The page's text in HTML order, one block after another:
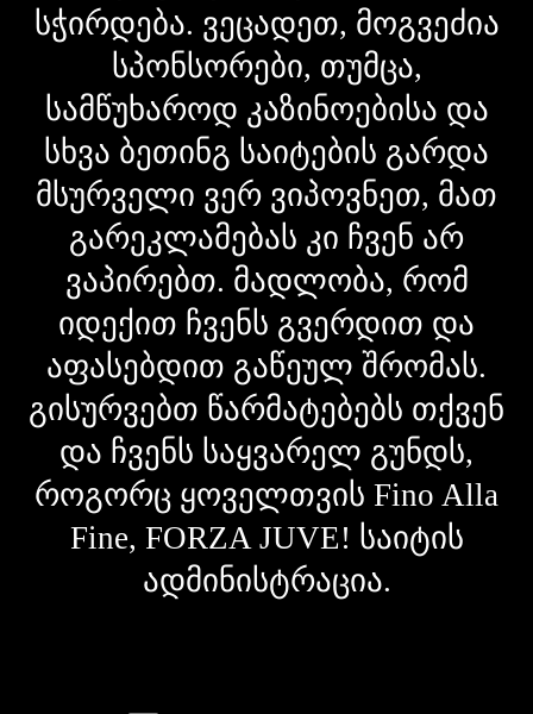
სჭირდება. ვეცადეთ, მოგვეძია
სპონსორები, თუმცა,
სამწუხაროდ კაზინოებისა და
სხვა ბეთინგ საიტების გარდა
მსურველი ვერ ვიპოვნეთ, მათ
გარეკლამებას კი ჩვენ არ
ვაპირებთ. მადლობა, რომ
იდექით ჩვენს გვერდით და
აფასებდით გაწეულ შრომას.
გისურვებთ წარმატებებს თქვენ
და ჩვენს საყვარელ გუნდს,
როგორც ყოველთვის Fino Alla
Fine, FORZA JUVE! საიტის
ადმინისტრაცია.